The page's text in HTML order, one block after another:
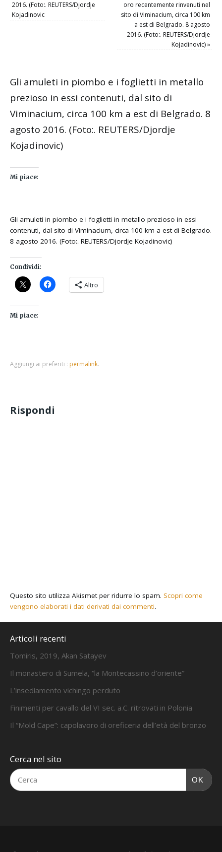
2016. (Foto:. REUTERS/Djordje
Kojadinovic
oro recentemente rinvenuti nel
sito di Viminacium, circa 100 km
a est di Belgrado. 8 agosto
2016. (Foto:. REUTERS/Djordje
Kojadinovic)»
Gli amuleti in piombo e i foglietti in metallo
prezioso in essi contenuti, dal sito di
Viminacium, circa 100 km a est di Belgrado. 8
agosto 2016. (Foto:. REUTERS/Djordje
Kojadinovic)
Mi piace:
Gli amuleti in piombo e i foglietti in metallo prezioso in essi
contenuti, dal sito di Viminacium, circa 100 km a est di Belgrado.
8 agosto 2016. (Foto:. REUTERS/Djordje Kojadinovic)
Condividi:
Altro
Mi piace:
Aggiungi ai preferiti : permalink.
Rispondi
Questo sito utilizza Akismet per ridurre lo spam. Scopri come
vengono elaborati i dati derivati dai commenti.
Articoli recenti
Tomiris, 2019, Akan Satayev
Il monastero di Sumela, “la Montecassino d’oriente”
L’insediamento vichingo perduto
Finimenti per cavallo del VI sec. a.C. ritrovati in Polonia
Il “Mold Cape”: capolavoro di oreficeria dell’età del bronzo
Cerca nel sito
OK